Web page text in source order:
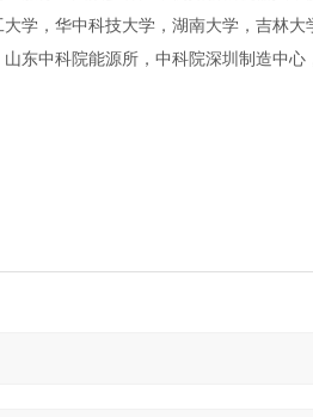
学，华中科技大学，湖南大学，吉林
东中科院能源所，中科院深圳制造中心